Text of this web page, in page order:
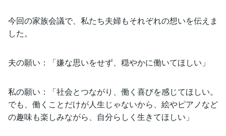
今回の家族会議で、私たち夫婦もそれぞれの想いを伝えま
した。
夫の願い：「嫌な思いをせず、穏やかに働いてほしい」
私の願い：「社会とつながり、働く喜びを感じてほしい。
でも、働くことだけが人生じゃないから、絵やピアノなど
の趣味も楽しみながら、自分らしく生きてほしい」